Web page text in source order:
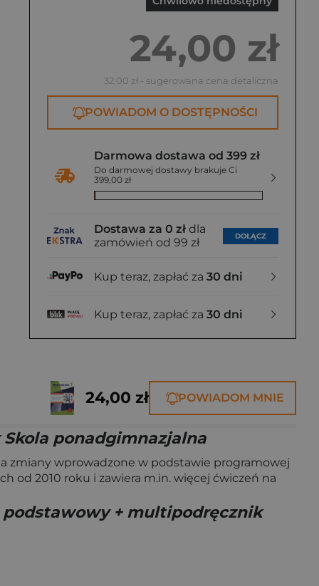
24,00 zł
32,00 zł - sugerowana cena detaliczna
POWIADOM O DOSTĘPNOŚCI
Darmowa dostawa od 399 zł
Do darmowej dostawy brakuje Ci
399,00 zł
Dostawa za 0 zł dla
zamówień od 99 zł
DOŁĄCZ
Kup teraz, zapłać za 30 dni
Kup teraz, zapłać za 30 dni
24,00 zł POWIADOM MNIE
ponadgimnazjalna
zmiany wprowadzone w podstawie programowej
od 2010 roku i zawiera m.in. więcej ćwiczeń na
podstawowy + multipodręcznik